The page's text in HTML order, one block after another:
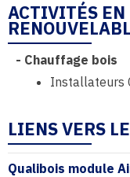
ACTIVITÉS EN
- Chauffage bois
Installateurs
LIENS VERS
Qualibois module